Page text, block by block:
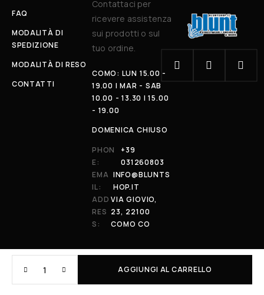
AGGIUNGI AL CARRELLO
FAQ
MODALITÀ DI
SPEDIZIONE
MODALITÀ DI RESO
CONTATTI
Contattaci per
ricevere assistenza
sui prodotti o sul
tuo ordine.
COMO: LUN 15.00 -
19.00 | MAR - SAB
10.00 - 13.30 | 15.00
- 19.00
DOMENICA CHIUSO
PHON
E:
+39
031260803
EMA
IL:
INFO@BLUNTS
HOP.IT
ADD
RES
S:
VIA GIOVIO,
23, 22100
COMO CO